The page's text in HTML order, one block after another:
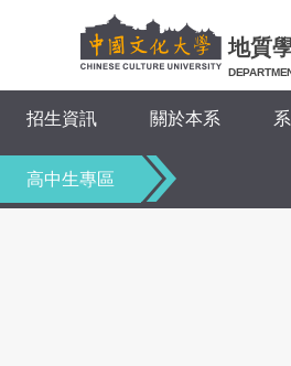
要
內
區
地質
招生資訊 關於本系
高中生專區